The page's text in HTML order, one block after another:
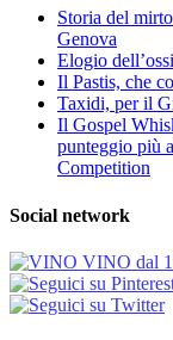
Storia del
Genova
Elogio
Il Pastis, che
Taxidi, per il
Il Gospel
punteggio più
Competition
Social network